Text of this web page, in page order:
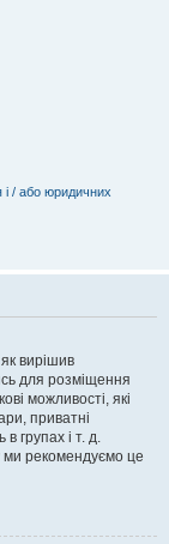
і / або юридичних
вирішив
для розміщення
можливості, які
приватні
групах і т. д.
ми рекомендуємо це